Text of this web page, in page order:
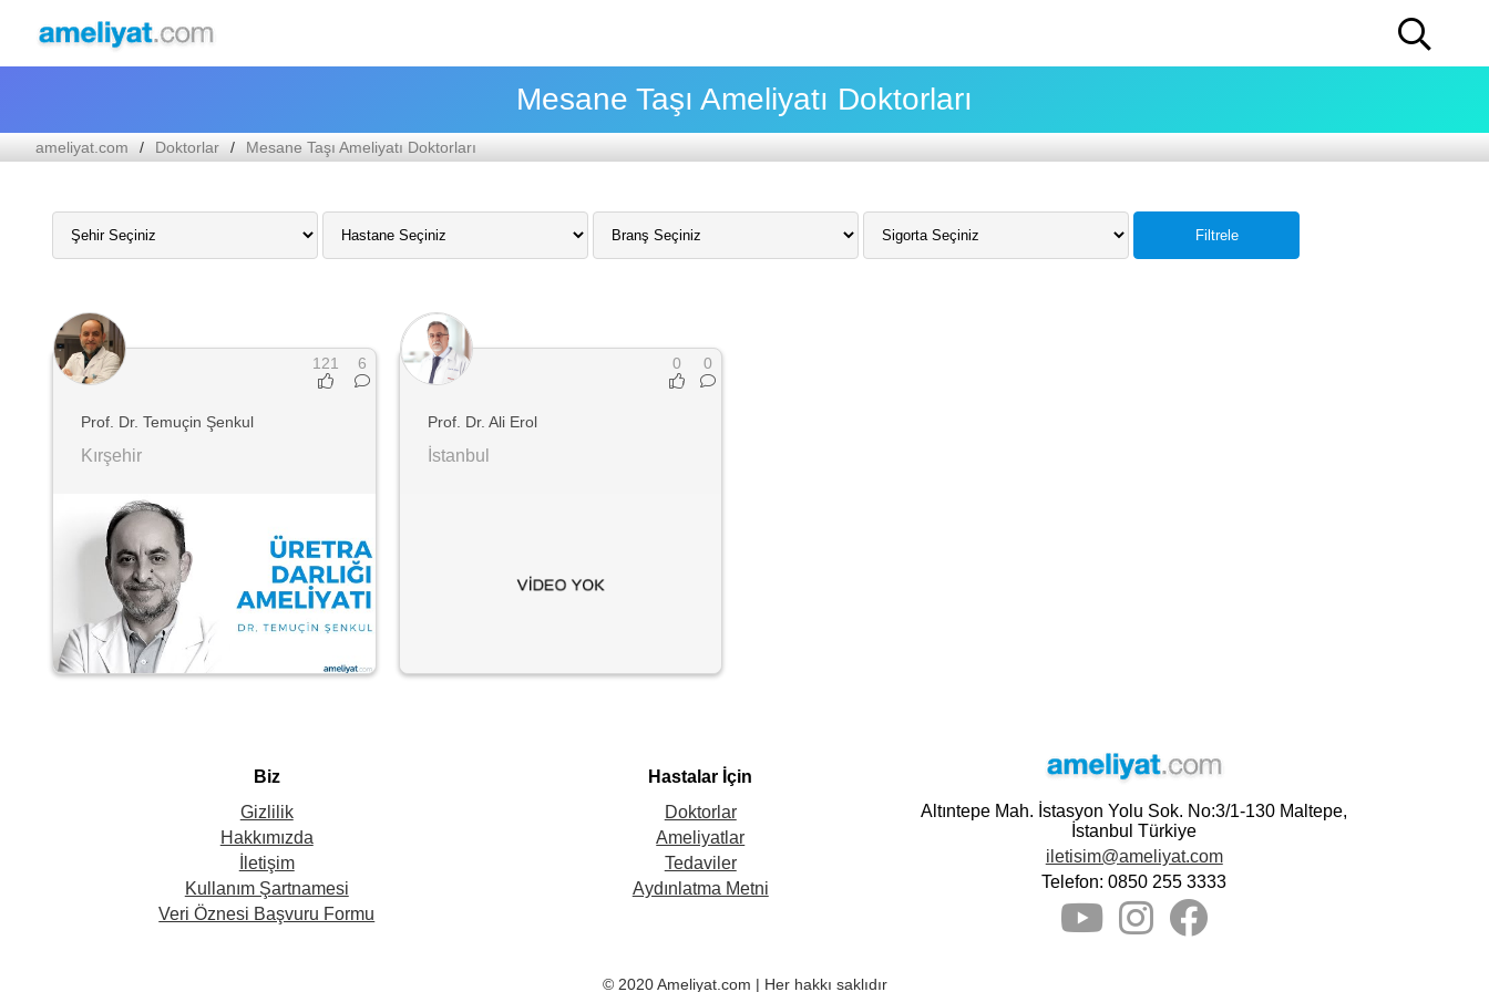
Mesane Taşı Ameliyatı Doktorları
ameliyat.com Doktorlar Mesane Taşı Ameliyatı Doktorları
Filtrele
121 6
Prof. Dr. Temuçin Şenkul
Kırşehir
0 0
Prof. Dr. Ali Erol
İstanbul
Biz
Gizlilik
Hakkımızda
İletişim
Kullanım Şartnamesi
Veri Öznesi Başvuru Formu
Hastalar İçin
Doktorlar
Ameliyatlar
Tedaviler
Aydınlatma Metni
Altıntepe Mah. İstasyon Yolu Sok. No:3/1-130 Maltepe,
İstanbul Türkiye
iletisim@ameliyat.com
Telefon: 0850 255 3333
© 2020 Ameliyat.com | Her hakkı saklıdır